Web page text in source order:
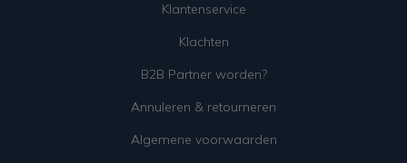
Klantenservice
Klachten
B2B Partner worden?
Annuleren & retourneren
Algemene voorwaarden